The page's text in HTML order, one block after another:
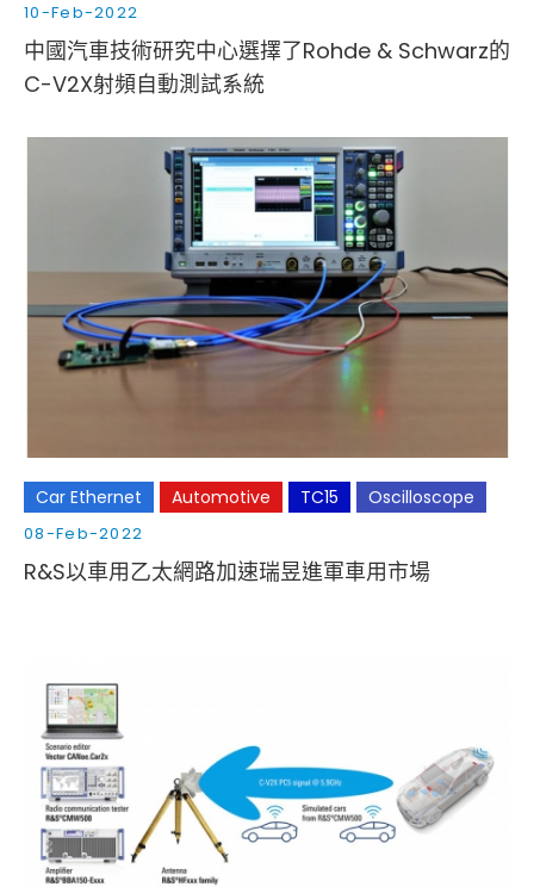
10-Feb-2022
中國汽車技術研究中心選擇了Rohde & Schwarz的
C-V2X射頻自動測試系統
Car Ethernet Automotive TC15 Oscilloscope
08-Feb-2022
R&S以車用乙太網路加速瑞昱進軍車用市場